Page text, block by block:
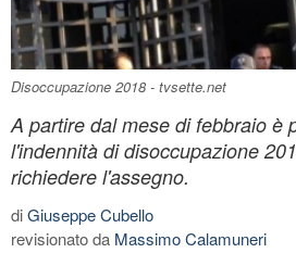
Disoccupazione 2018 - tvsette.net
A partire dal mese di febbraio è
l'indennità di disoccupazione
richiedere l'assegno.
diGiuseppe Cubello
revisionato da Massimo Calamuneri